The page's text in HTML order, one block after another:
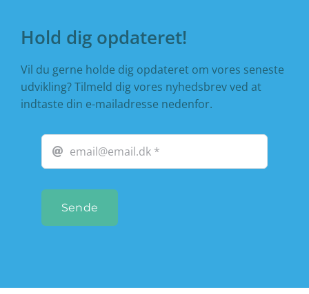
Hold dig opdateret!
Vil du gerne holde dig opdateret om vores seneste
udvikling? Tilmeld dig vores nyhedsbrev ved at
indtaste din e-mailadresse nedenfor.
Sende